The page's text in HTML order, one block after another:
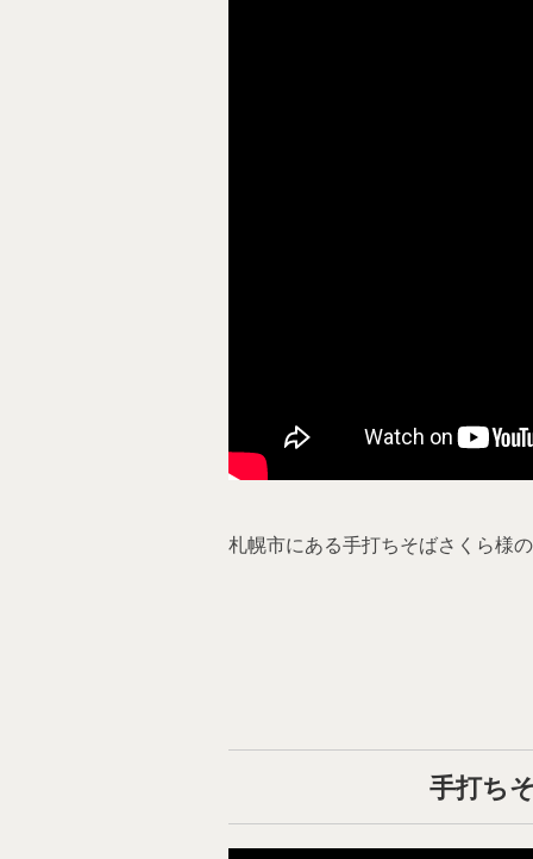
札幌市にある手打ちそばさくら様
手打ち